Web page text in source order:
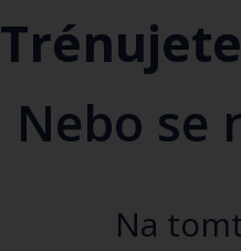
Trénujete
Nebo se
Na